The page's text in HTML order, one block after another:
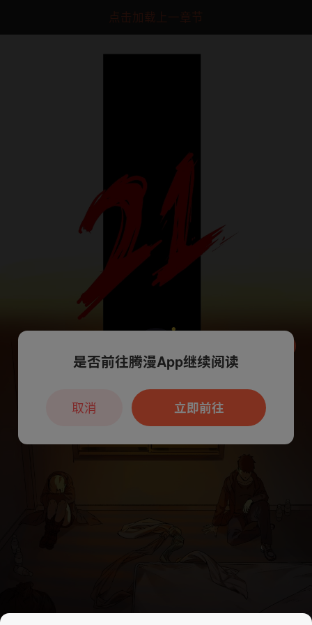
点击加载上一章节
本章节仅支持App阅读，可打开App新用
户7天免费看
是否前往腾漫App继续阅读
立即前往
取消